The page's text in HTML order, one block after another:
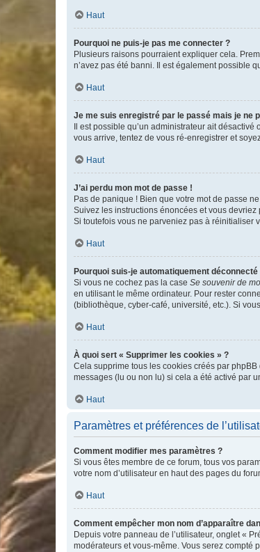
Haut
Pourquoi ne puis-je pas me connecter ?
Plusieurs raisons pourraient expliquer cela.
n’avez pas été banni. Il est également possible
Haut
Je me suis enregistré par le passé mais je ne
Il est possible qu’un administrateur ait
vous arrive, tentez de vous ré-enregistrer et
Haut
J’ai perdu mon mot de passe !
Pas de panique ! Bien que votre mot de passe
Suivez les instructions énoncées et vous
Si toutefois vous ne parveniez pas à réinitialiser
Haut
Pourquoi suis-je automatiquement déconnecté
Si vous ne cochez pas la case Se souvenir de
en utilisant le même ordinateur. Pour rester
(bibliothèque, cyber-café, université, etc.). Si
Haut
À quoi sert « Supprimer les cookies » ?
Cela supprime tous les cookies créés par
messages (lu ou non lu) si cela a été activé par
Haut
Paramètres et préférences de
Comment modifier mes paramètres ?
Si vous êtes membre de ce forum, tous vos
votre nom d’utilisateur en haut des pages du
Haut
Comment empêcher mon nom d’apparaître
Depuis votre panneau de l’utilisateur, onglet «
modérateurs et vous-même. Vous serez compté